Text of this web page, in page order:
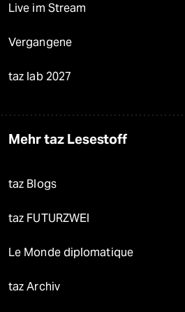
Live im Stream
Vergangene
taz lab 2027
Mehr taz Lesestoff
taz Blogs
taz FUTURZWEI
Le Monde diplomatique
taz Archiv